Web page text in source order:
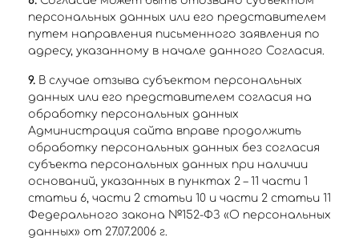
персональных данных или его представителем
путем направления письменного заявления по
адресу, указанному в начале данного Согласия.
9. В случае отзыва субъектом персональных
данных или его представителем согласия на
обработку персональных данных
Администрация сайта вправе продолжить
обработку персональных данных без согласия
субъекта персональных данных при наличии
оснований, указанных в пунктах 2 – 11 части 1
статьи 6, части 2 статьи 10 и части 2 статьи 11
Федерального закона №152-ФЗ «О персональных
данных» от 27.07.2006 г.